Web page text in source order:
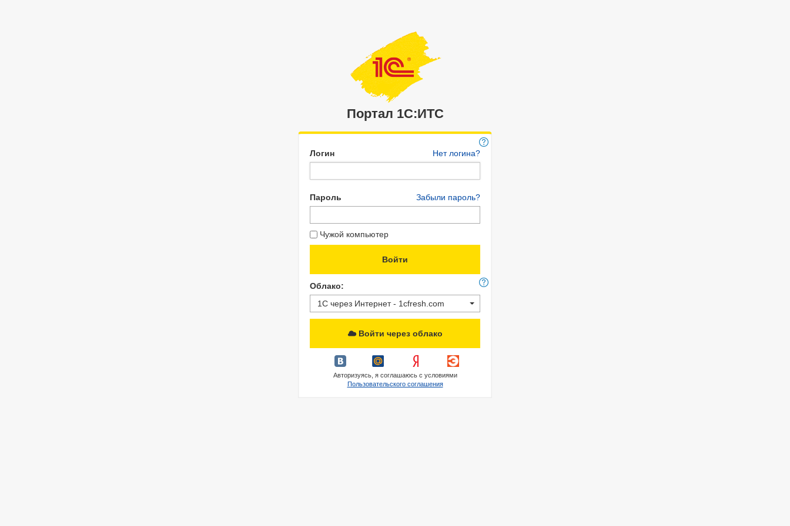
Портал 1C:ИТС
Логин Нет логина?
Пароль Забыли пароль?
Чужой компьютер
Облако:
1С через Интернет - 1cfresh.com
Войти через облако
Авторизуясь, я соглашаюсь с условиями
Пользовательского соглашения